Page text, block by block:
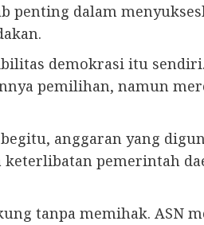
dalam
demokrasi itu sendiri.
pemilihan, namun
anggaran yang
pemerintah
tanpa memihak. ASN